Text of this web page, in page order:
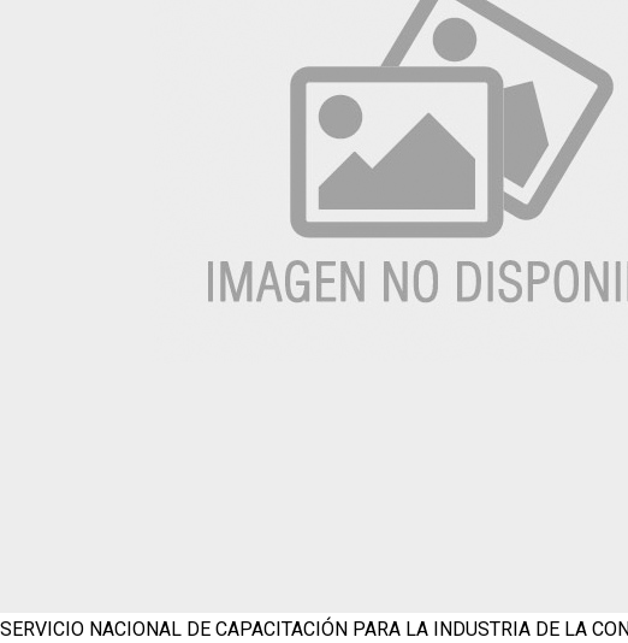
SERVICIO NACIONAL DE CAPACITACIÓN PARA LA INDUSTRIA DE LA